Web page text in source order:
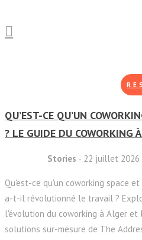
QU’EST-CE QU’UN
? LE GUIDE DU COWORKING
Stories - 22 juillet 2026
Qu'est-ce qu'un coworking space et
a-t-il révolutionné le travail ?
l'évolution du coworking à Alger et
solutions sur-mesure de The